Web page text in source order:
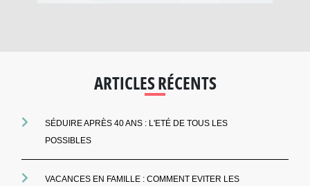
ARTICLES RÉCENTS
SÉDUIRE APRÈS 40 ANS : L'ETÉ DE TOUS LES
POSSIBLES
VACANCES EN FAMILLE : COMMENT EVITER LES